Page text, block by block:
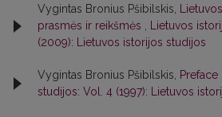
Vygintas Bronius Pšibilskis,
prasmės ir reikšmės
Lietuvos
(2009): Lietuvos istorijos studijos
Vygintas Bronius Pšibilskis, Preface
studijos: Vol. 4 (1997): Lietuvos